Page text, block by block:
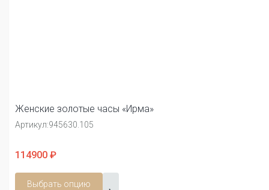
Женские золотые часы «Ирма»
Артикул:945630.105
114900 ₽
Выбрать опцию